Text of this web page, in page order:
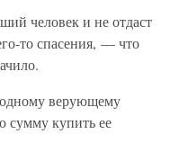
человек и не отдаст
то спасения, — что
верующему
сумму купить ее